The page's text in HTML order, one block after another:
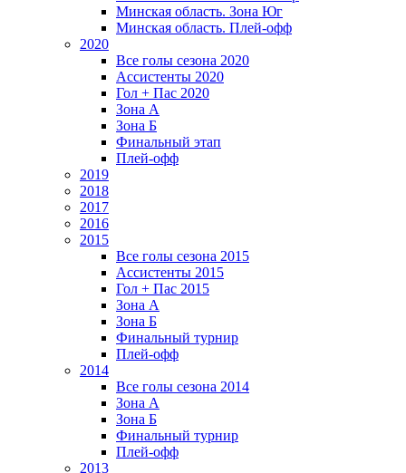
Минская область. Зона Юг
Минская область. Плей-офф
2020
Все голы сезона 2020
Ассистенты 2020
Гол + Пас 2020
Зона А
Зона Б
Финальный этап
Плей-офф
2019
2018
2017
2016
2015
Все голы сезона 2015
Ассистенты 2015
Гол + Пас 2015
Зона А
Зона Б
Финальный турнир
Плей-офф
2014
Все голы сезона 2014
Зона А
Зона Б
Финальный турнир
Плей-офф
2013